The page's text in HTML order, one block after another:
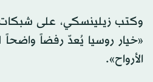
وكتب زيلينسكي، على شبكات
«خيار روسيا يُعدّ رفضاً واضحاً
الأرواح».